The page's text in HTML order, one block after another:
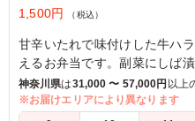
1,500円
（税込）
甘辛いたれで味付けした牛ハ
えるお弁当です。副菜にしば
した。ぜひお試しください。
神奈川県は31,000 〜 57,000円 以上
※お届けエリアにより異なります